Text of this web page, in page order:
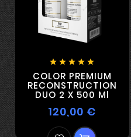
    
COLOR PREMIUM
RECONSTRUCTION
DUO 2 X 500 Ml
120,00 €